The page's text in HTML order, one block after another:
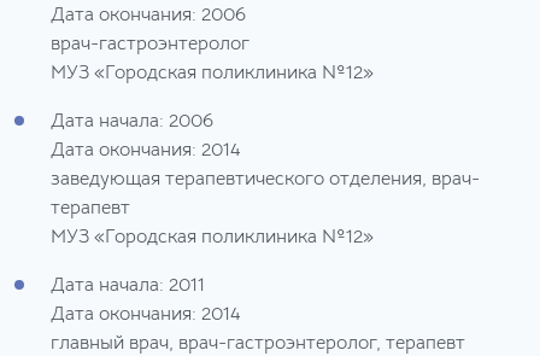
Дата окончания: 2006
врач-гастроэнтеролог
МУЗ «Городская поликлиника №12»
Дата начала: 2006
Дата окончания: 2014
заведующая терапевтического отделения, врач-
терапевт
МУЗ «Городская поликлиника №12»
Дата начала: 2011
Дата окончания: 2014
главный врач, врач-гастроэнтеролог, терапевт